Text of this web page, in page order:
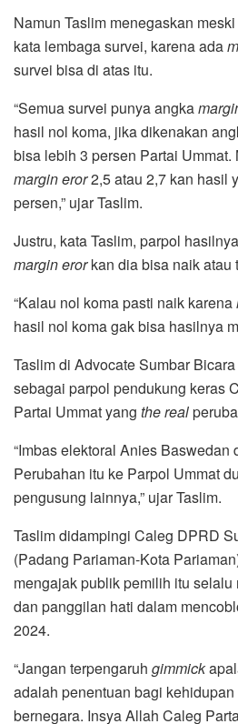
Namun Taslim menegaskan
kata lembaga survei, karena ada
survei bisa di atas itu.
“Semua survei punya angka
hasil nol koma, jika dikenakan
bisa lebih 3 persen Partai Ummat.
margin eror2,5 atau 2,7 kan hasil
persen,” ujar Taslim.
Justru, kata Taslim, parpol
margin erorkan dia bisa naik atau
“Kalau nol koma pasti naik karena
hasil nol koma gak bisa hasilnya
Taslim di Advocate Sumbar
sebagai parpol pendukung keras
Partai Ummat yang the real
“Imbas elektoral Anies Baswedan
Perubahan itu ke Parpol Ummat
pengusung lainnya,” ujar Taslim.
Taslim didampingi Caleg DPRD
(Padang Pariaman-Kota
mengajak publik pemilih itu
dan panggilan hati dalam
2024.
“Jangan terpengaruh gimmick
adalah penentuan bagi
bernegara. Insya Allah Caleg